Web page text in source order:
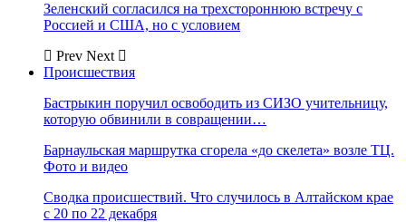
Зеленский согласился на трехстороннюю встречу с
Россией и США, но с условием
Prev Next
Происшествия
Бастрыкин поручил освободить из СИЗО учительницу,
которую обвинили в совращении…
Барнаульская маршрутка сгорела «до скелета» возле ТЦ.
Фото и видео
Сводка происшествий. Что случилось в Алтайском крае
с 20 по 22 декабря